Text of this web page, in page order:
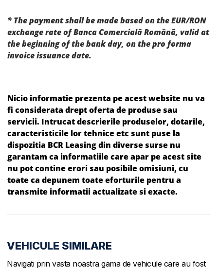
* The payment shall be made based on the EUR/RON
exchange rate of Banca Comercială Română, valid at
the beginning of the bank day, on the pro forma
invoice issuance date.
Nicio informatie prezenta pe acest website nu va
fi considerata drept oferta de produse sau
servicii. Intrucat descrierile produselor, dotarile,
caracteristicile lor tehnice etc sunt puse la
dispozitia BCR Leasing din diverse surse nu
garantam ca informatiile care apar pe acest site
nu pot contine erori sau posibile omisiuni, cu
toate ca depunem toate eforturile pentru a
transmite informatii actualizate si exacte.
VEHICULE SIMILARE
Navigati prin vasta noastra gama de vehicule care au fost